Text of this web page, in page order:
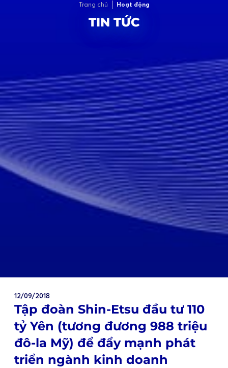
Trang chủ Hoạt động
TIN TỨC
12/09/2018
Tập đoàn Shin-Etsu đầu tư 110
tỷ Yên (tương đương 988 triệu
đô-la Mỹ) để đẩy mạnh phát
triển ngành kinh doanh